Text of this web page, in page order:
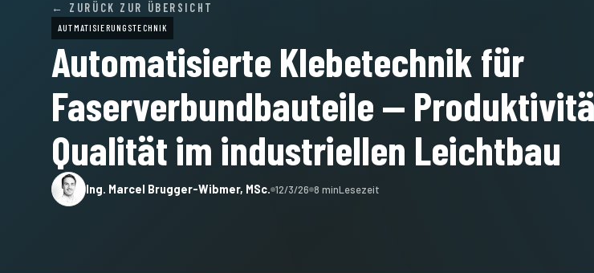
← ZURÜCK ZUR ÜBERSICHT
AUTMATISIERUNGSTECHNIK
Automatisierte Klebetechnik für
Faserverbundbauteile —
Qualität im industriellen Leichtbau
Ing. Marcel Brugger-Wibmer, MSc. 12/3/26 8 minLesezeit